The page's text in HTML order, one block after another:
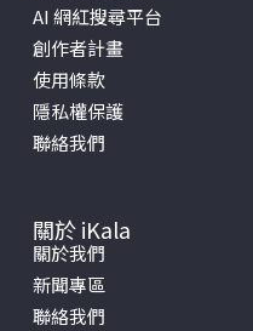
AI 網紅搜尋平台
創作者計畫
使用條款
隱私權保護
聯絡我們
關於 iKala
關於我們
新聞專區
聯絡我們